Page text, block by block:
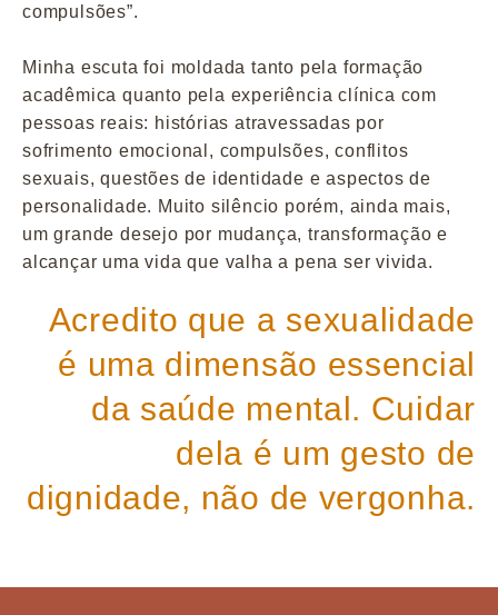
compulsões”.
Minha escuta foi moldada tanto pela formação
acadêmica quanto pela experiência clínica com
pessoas reais: histórias atravessadas por
sofrimento emocional, compulsões, conflitos
sexuais, questões de identidade e aspectos de
personalidade. Muito silêncio porém, ainda mais,
um grande desejo por mudança, transformação e
alcançar uma vida que valha a pena ser vivida.
Acredito que a sexualidade
é uma dimensão essencial
da saúde mental. Cuidar
dela é um gesto de
dignidade, não de vergonha.